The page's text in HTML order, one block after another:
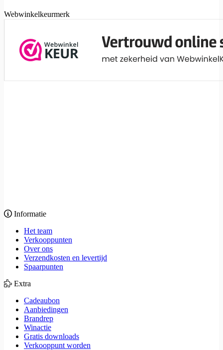
Webwinkelkeurmerk
Informatie
Het team
Verkooppunten
Over ons
Verzendkosten en levertijd
Spaarpunten
Extra
Cadeaubon
Aanbiedingen
Brandrep
Winactie
Gratis downloads
Verkooppunt worden